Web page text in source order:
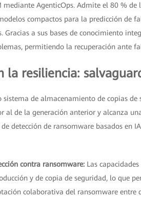
AgenticOps. Admite el 80 % de
compactos para la predicción de
Gracias a sus bases de conocimiento
permitiendo la recuperación ante
la resiliencia:
sistema de almacenamiento de copias
al de la generación anterior y alcanza
detección de ransomware basados ​​en
contra ransomware: Las
y de copia de seguridad, lo que
colaborativa del ransomware entre